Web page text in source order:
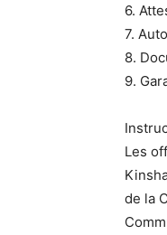
6.
7.
8.
9.
Les
de la